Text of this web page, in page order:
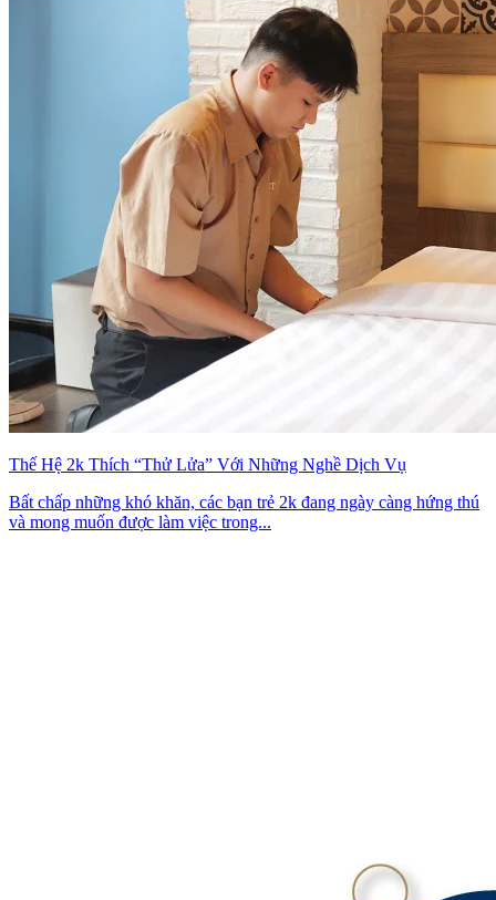
Thế Hệ 2k Thích “Thử Lửa” Với Những Nghề Dịch Vụ
Bất chấp những khó khăn, các bạn trẻ 2k đang ngày càng hứng thú
và mong muốn được làm việc trong...